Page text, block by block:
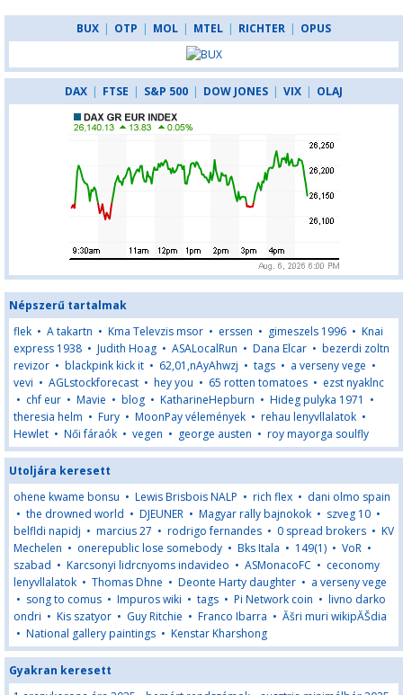
BUX | OTP | MOL | MTEL | RICHTER | OPUS
DAX | FTSE | S&P 500 | DOW JONES | VIX | OLAJ
Népszerű tartalmak
flek • A takartn • Kma Televzis msor • erssen • gimeszels 1996 • Knai
express 1938 • Judith Hoag • ASALocalRun • Dana Elcar • bezerdi zoltn
revizor • blackpink kick it • 62,01,nAyAhwzj • tags • a verseny vege •
vevi • AGLstockforecast • hey you • 65 rotten tomatoes • ezst nyaklnc
• chf eur • Mavie • blog • KatharineHepburn • Hideg pulyka 1971 •
theresia helm • Fury • MoonPay vélemények • rehau lenyvllalatok •
Hewlet • Női fáraók • vegen • george austen • roy mayorga soulfly
Utoljára keresett
ohene kwame bonsu • Lewis Brisbois NALP • rich flex • dani olmo spain
• the drowned world • DJEUNER • Magyar rally bajnokok • szveg 10 •
belfldi napidj • marcius 27 • rodrigo fernandes • 0 spread brokers • KV
Mechelen • onerepublic lose somebody • Bks Itala • 149(1) • VoR •
szabad • Karcsonyi lidrcnyoms indavideo • ASMonacoFC • ceconomy
lenyvllalatok • Thomas Dhne • Deonte Harty daughter • a verseny vege
• song to comus • Impuros wiki • tags • Pi Network coin • livno darko
ondri • Kis szatyor • Guy Ritchie • Franco Ibarra • Ăšri muri wikipĂŠdia
• National gallery paintings • Kenstar Kharshong
Gyakran keresett